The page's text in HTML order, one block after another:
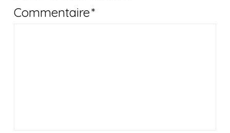
Commentaire*